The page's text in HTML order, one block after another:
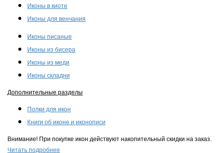
Иконы в киоте
Иконы для венчания
Иконы писаные
Иконы из бисера
Иконы из меди
Иконы складни
Дополнительные разделы
Полки для икон
Книги об иконе и иконописи
Внимание! При покупке икон действуют накопительный скидки на заказ.
Читать подробнее